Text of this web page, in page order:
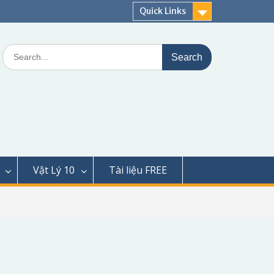
Quick Links
Search
for:
Vật Lý 10 Tài liệu FREE